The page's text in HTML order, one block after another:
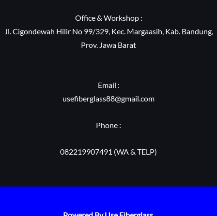
Office & Workshop :
Jl. Cigondewah Hilir No 99/329, Kec. Margaasih, Kab. Bandung,
Prov. Jawa Barat
Email :
usefiberglass88@gmail.com
Phone :
082219907491 (WA & TELP)